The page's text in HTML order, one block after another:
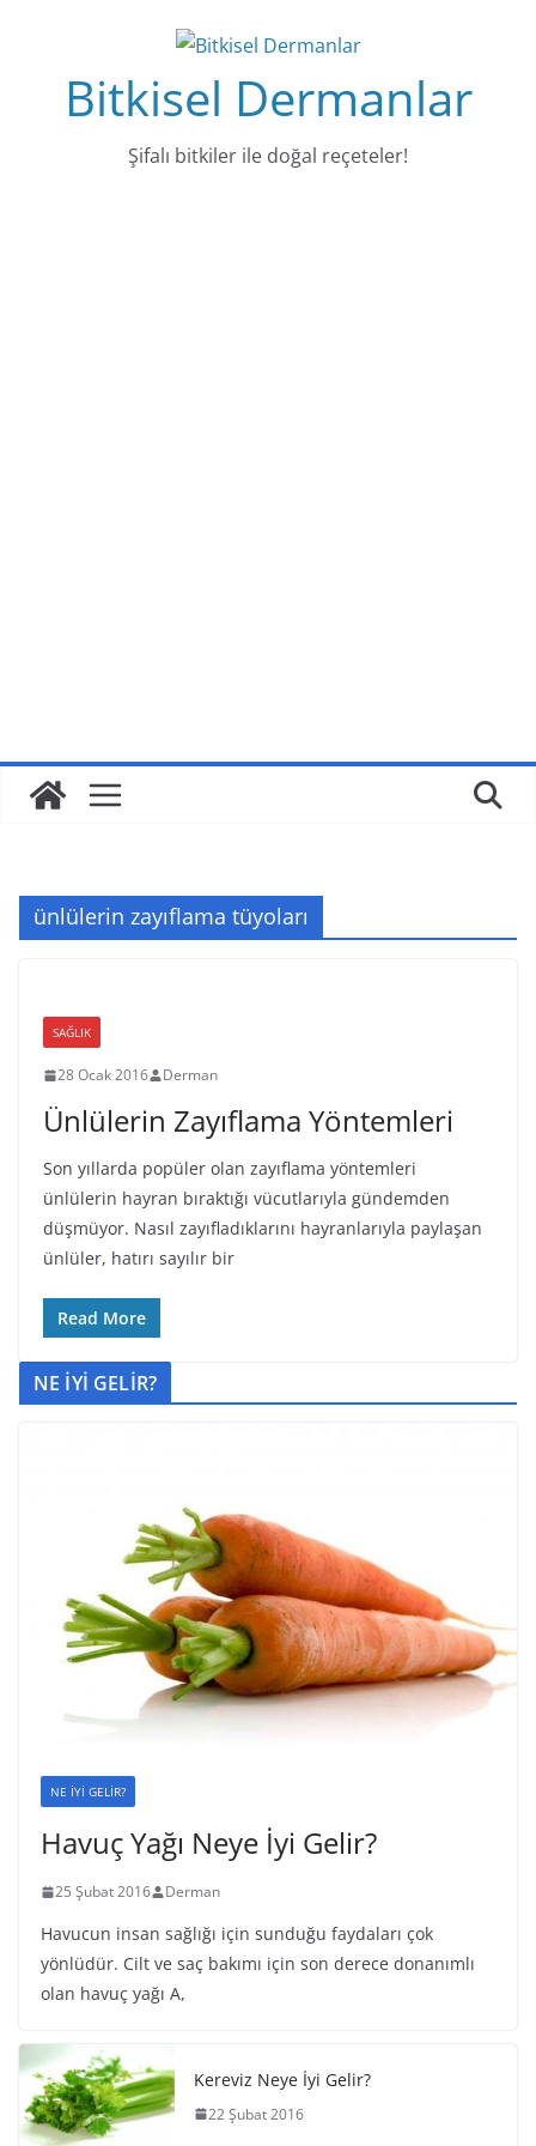
Bitkisel Dermanlar
Şifalı bitkiler ile doğal reçeteler!
ünlülerin zayıflama tüyoları
SAĞLIK
28 Ocak 2016 Derman
Ünlülerin Zayıflama Yöntemleri
Son yıllarda popüler olan zayıflama yöntemleri
ünlülerin hayran bıraktığı vücutlarıyla gündemden
düşmüyor. Nasıl zayıfladıklarını hayranlarıyla paylaşan
ünlüler, hatırı sayılır bir
Read More
NE İYİ GELİR?
NE İYİ GELİR?
Havuç Yağı Neye İyi Gelir?
25 Şubat 2016 Derman
Havucun insan sağlığı için sunduğu faydaları çok
yönlüdür. Cilt ve saç bakımı için son derece donanımlı
olan havuç yağı A,
Kereviz Neye İyi Gelir?
22 Şubat 2016